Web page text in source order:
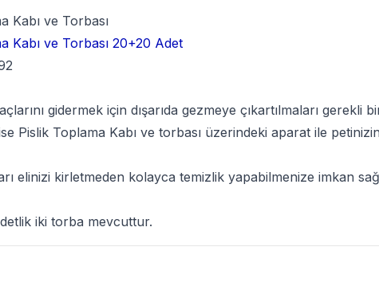
Kabı ve Torbası
Kabı ve Torbası 20+20 Adet
gidermek için dışarıda gezmeye çıkartılmaları gerekli
Pislik Toplama Kabı ve torbası üzerindeki aparat ile
elinizi kirletmeden kolayca temizlik yapabilmenize imkan
iki torba mevcuttur.